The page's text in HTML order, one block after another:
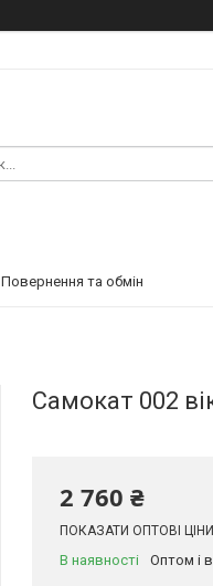
Повернення та обмін
Самокат 002
2 760 ₴
ПОКАЗАТИ ОПТОВІ ЦІНИ
В наявності Оптом і